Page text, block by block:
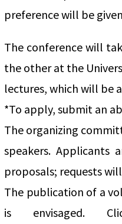
preference will be
The conference will
the other at the
lectures, which will be
*To apply, submit an
The organizing
speakers. Applicants
proposals; requests
The publication of a
is envisaged.